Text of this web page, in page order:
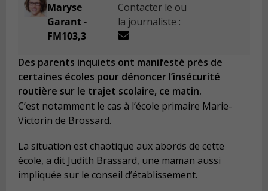
Maryse
Garant -
FM103,3
Contacter le ou
la journaliste :
Des parents inquiets ont manifesté près de
certaines écoles pour dénoncer l’insécurité
routière sur le trajet scolaire, ce matin.
C’est notamment le cas à l’école primaire Marie-
Victorin de Brossard.
La situation est chaotique aux abords de cette
école, a dit Judith Brassard, une maman aussi
impliquée sur le conseil d’établissement.